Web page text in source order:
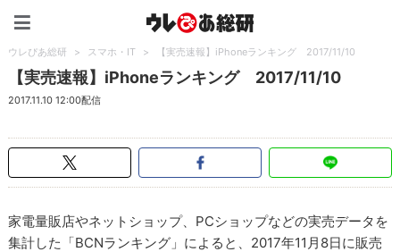
ウレぴあ総研 > スマホ・IT > 【実売速報】iPhoneランキング 2017/11/10
【実売速報】iPhoneランキング 2017/11/10
2017.11.10 12:00配信
家電量販店やネットショップ、PCショップなどの実売データを
集計した「BCNランキング」によると、2017年11月8日に販売